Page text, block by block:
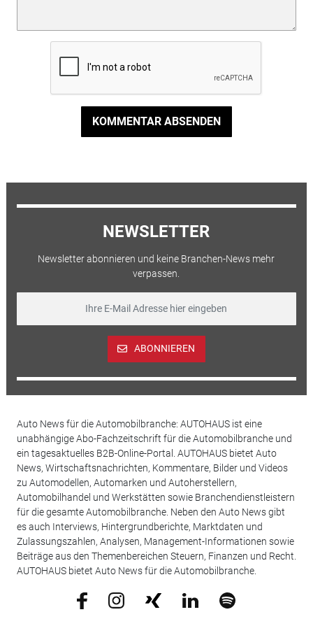
KOMMENTAR ABSENDEN
NEWSLETTER
Newsletter abonnieren und keine Branchen-News mehr
verpassen.
ABONNIEREN
Auto News für die Automobilbranche: AUTOHAUS ist eine
unabhängige Abo-Fachzeitschrift für die Automobilbranche und
ein tagesaktuelles B2B-Online-Portal. AUTOHAUS bietet Auto
News, Wirtschaftsnachrichten, Kommentare, Bilder und Videos
zu Automodellen, Automarken und Autoherstellern,
Automobilhandel und Werkstätten sowie Branchendienstleistern
für die gesamte Automobilbranche. Neben den Auto News gibt
es auch Interviews, Hintergrundberichte, Marktdaten und
Zulassungszahlen, Analysen, Management-Informationen sowie
Beiträge aus den Themenbereichen Steuern, Finanzen und Recht.
AUTOHAUS bietet Auto News für die Automobilbranche.